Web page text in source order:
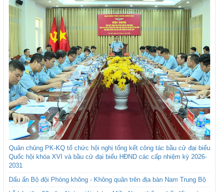
Quân chủng PK-KQ tổ chức hội nghị tổng kết công tác bầu cử đại biểu
Quốc hội khóa XVI và bầu cử đại biểu HĐND các cấp nhiệm kỳ 2026-
2031
Dấu ấn Bộ đội Phòng không - Không quân trên địa bàn Nam Trung Bộ